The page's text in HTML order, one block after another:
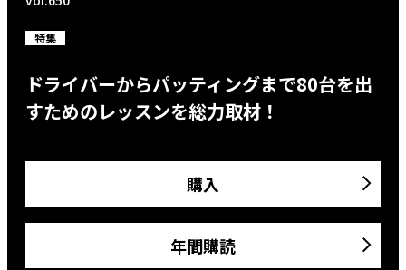
特集
ドライバーからパッティングまで80台を出
すためのレッスンを総力取材！
購入
年間購読